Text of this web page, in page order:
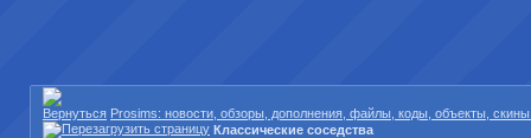
Prosims: новости, обзоры, дополнения, файлы, коды, объекты,
Классические соседства